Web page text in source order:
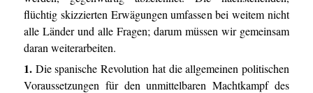
flüchtig skizzierten Erwägungen umfassen bei weitem nicht
alle Länder und alle Fragen; darum müssen wir gemeinsam
daran weiterarbeiten.
1.Die spanische Revolution hat die allgemeinen politischen
Voraussetzungen für den unmittelbaren Machtkampf des